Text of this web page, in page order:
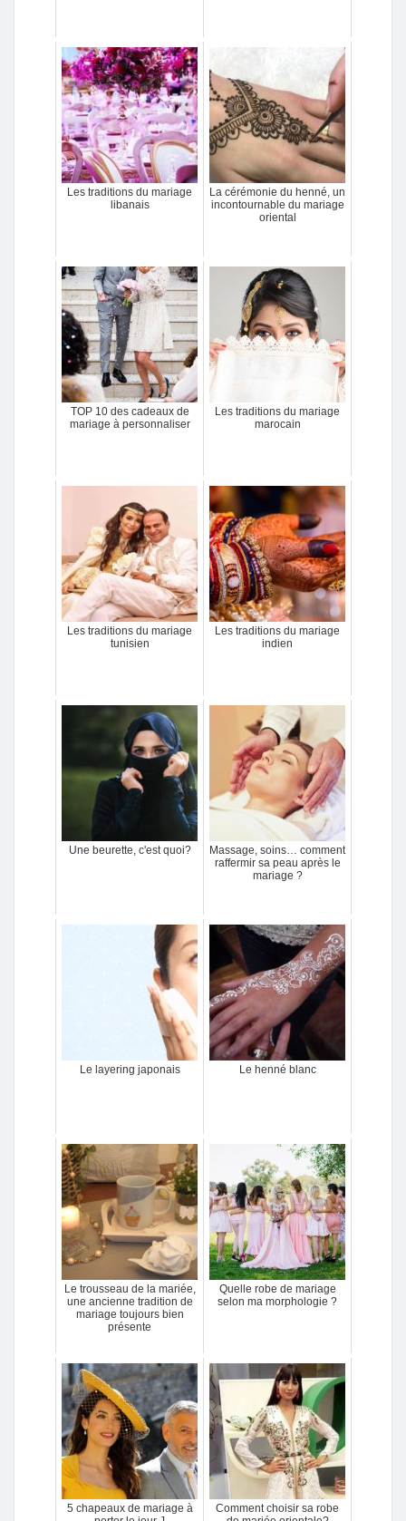
Les traditions du mariage
libanais
La cérémonie du henné, un
incontournable du mariage
oriental
TOP 10 des cadeaux de
mariage à personnaliser
Les traditions du mariage
marocain
Les traditions du mariage
tunisien
Les traditions du mariage
indien
Une beurette, c'est quoi?
Massage, soins… comment
raffermir sa peau après le
mariage ?
Le layering japonais Le henné blanc
Le trousseau de la mariée,
une ancienne tradition de
mariage toujours bien
présente
Quelle robe de mariage
selon ma morphologie ?
5 chapeaux de mariage à
Comment choisir sa robe